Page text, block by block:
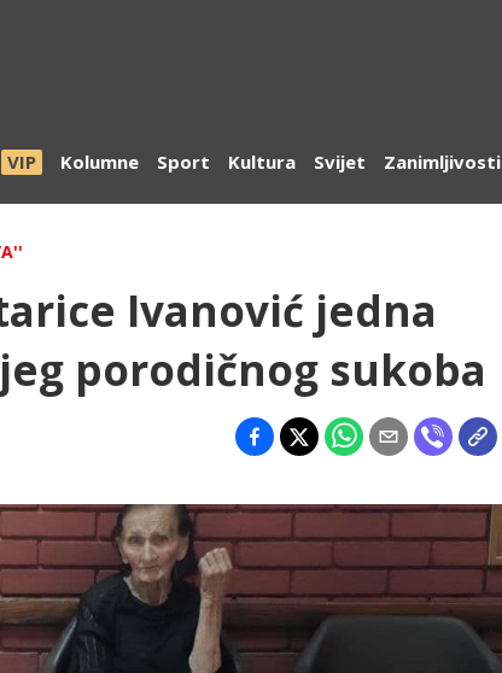
VIP Kolumne Sport Kultura Svijet Zanimljivosti
Ivanović jedna
porodičnog sukoba